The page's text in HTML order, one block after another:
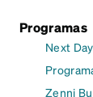
Programas
Next
Zenni